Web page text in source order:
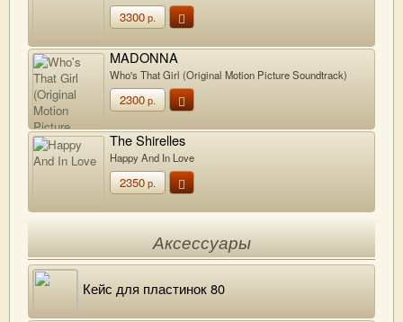
3300р.
MADONNA
Who's That Girl (Original Motion Picture Soundtrack)
2300р.
The Shirelles
Happy And In Love
2350р.
Аксессуары
Кейс для пластинок 80